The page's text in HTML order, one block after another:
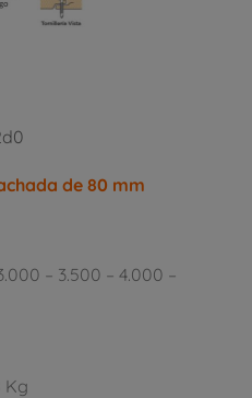
de 80 mm
– 3.500 – 4.000 –
Kg